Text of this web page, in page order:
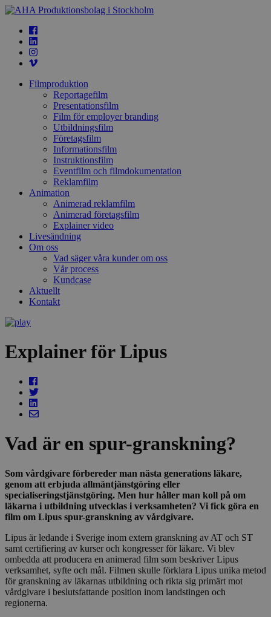
Filmproduktion
Reportagefilm
Presentationsfilm
Film för employer branding
Utbildningsfilm
Företagsfilm
Informationsfilm
Instruktionsfilm
Eventfilm och filmdokumentation
Reklamfilm
Animation
Animerad reklamfilm
Animerad företagsfilm
Explainer video
Livesändning
Om oss
Vad säger våra kunder om oss
Vår process
Kundcase
Aktuellt
Kontakt
Explainer för Lipus
Vad är en spur-granskning?
Som vårdgivare förbereder man nästa generations läkare,
genom att erbjuda allmäntjänstgöring eller
specialiseringstjänstgöring. Men hur håller man koll på om
läkarna i utbildning utvecklas i verksamheten? Vi fick göra en
film om Lipus spur-granskning av vårdgivare.
Lipus är ledande i Sverige inom extern granskning av AT och ST
samt certifiering av kurser och kongresser för läkare. Vi blev
ombedda att producera en animerad film som beskriver Lipus
verksamhet, syfte och mål. Filmen skulle förklara Lipus unika metod
för granskning av läkarnas utbildning och rikta sig primärt mot
vårdgivare i beslutsfattande position inom landstingen och
regionerna.